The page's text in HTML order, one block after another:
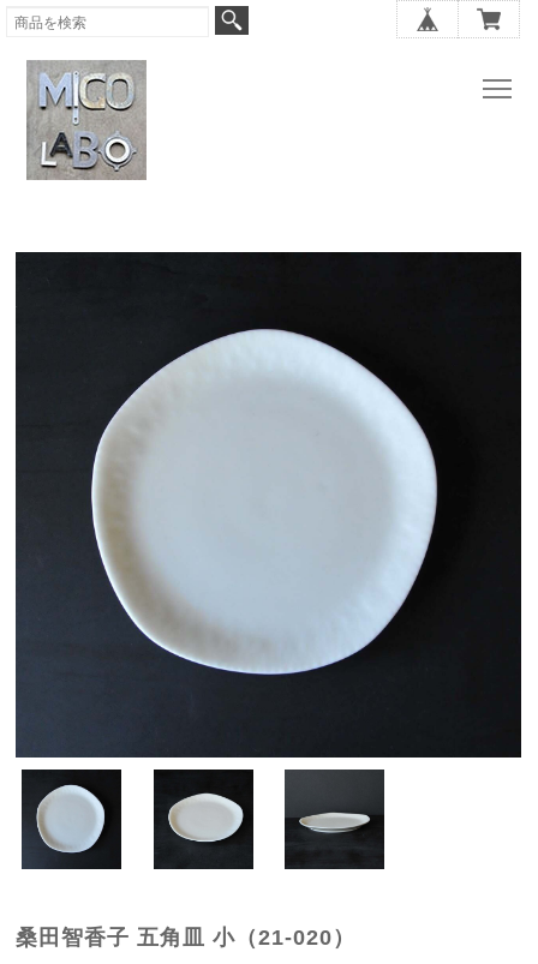
桑田智香子 五角皿 小（21-020）